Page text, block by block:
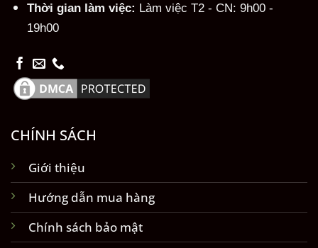
Thời gian làm việc: Làm việc T2 - CN: 9h00 -
19h00
CHÍNH SÁCH
Giới thiệu
Hướng dẫn mua hàng
Chính sách bảo mật